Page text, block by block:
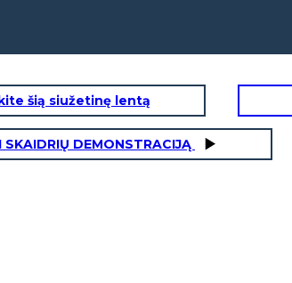
šią siužetinę lentą
SKAIDRIŲ DEMONSTRACIJĄ